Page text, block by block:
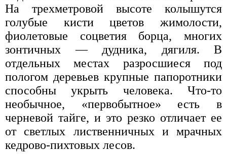
На трехметровой высоте колышутся
голубые кисти цветов жимолости,
фиолетовые соцветия борца, многих
зонтичных — дудника, дягиля. В
отдельных местах разросшиеся под
пологом деревьев крупные папоротники
способны укрыть человека. Что-то
необычное, «первобытное» есть в
черневой тайге, и это резко отличает ее
от светлых лиственничных и мрачных
кедрово-пихтовых лесов.